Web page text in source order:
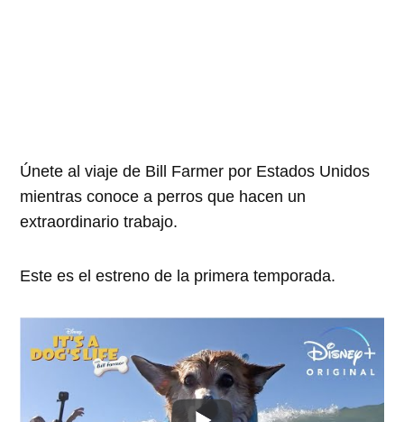
Únete al viaje de Bill Farmer por Estados Unidos
mientras conoce a perros que hacen un
extraordinario trabajo.
Este es el estreno de la primera temporada.